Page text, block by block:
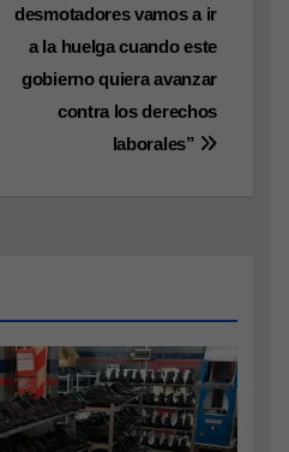
desmotadores vamos a ir
a la huelga cuando este
gobierno quiera avanzar
contra los derechos
laborales”